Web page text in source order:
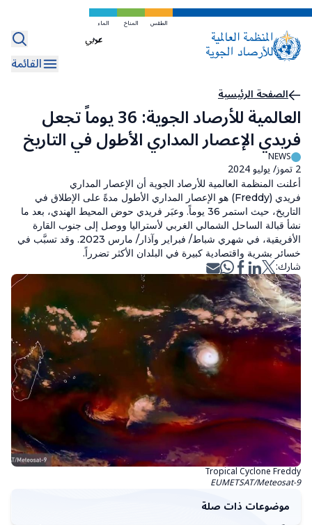
تخطي
المحتوى
الرئيسي
الطقس المناخ الماء
Select
your
القائمة
مسار
التنقل
الصفحة الرئيسية
العالمية للأرصاد الجوية: 36 يوماً تجعل
فريدي الإعصار المداري الأطول في التاريخ
NEWS
2 تموز/ يوليو 2024
أعلنت المنظمة العالمية للأرصاد الجوية أن الإعصار المداري
فريدي (Freddy) هو الإعصار المداري الأطول مدةً على الإطلاق في
التاريخ، حيث استمر 36 يوماً. وعبَر فريدي حوض المحيط الهندي، بعد ما
نشأ قبالة الساحل الشمالي الغربي لأستراليا ووصل إلى جنوب القارة
الأفريقية، في شهري شباط/ فبراير وآذار/ مارس 2023. وقد تسبَّب في
خسائر بشرية واقتصادية كبيرة في البلدان الأكثر تضرراً.
شارك:
Tropical Cyclone Freddy
EUMETSAT/Meteosat-9
موضوعات ذات صلة